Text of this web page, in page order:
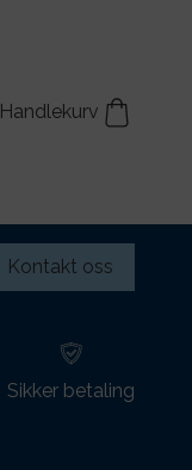
Handlekurv
Kontakt oss
Sikker betaling